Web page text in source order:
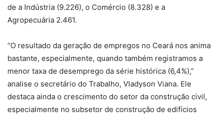
de a Indústria (9.226), o Comércio (8.328) e a
Agropecuária 2.461.
“O resultado da geração de empregos no Ceará nos anima
bastante, especialmente, quando também registramos a
menor taxa de desemprego da série histórica (6,4%),”
analise o secretário do Trabalho, Vladyson Viana. Ele
destaca ainda o crescimento do setor da construção civil,
especialmente no subsetor de construção de edifícios